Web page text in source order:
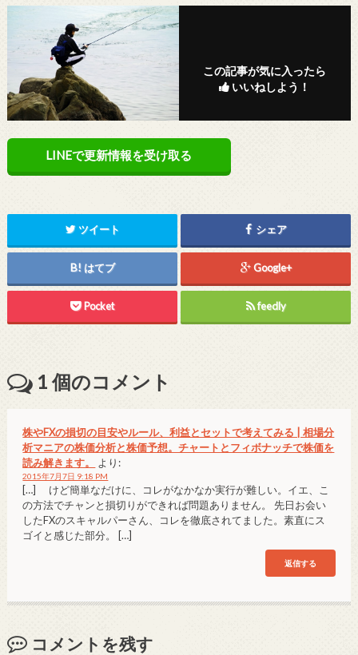
この記事が気に入ったら
いいねしよう！
LINEで更新情報を受け取る
ツイート シェア
はてブ Google+
Pocket feedly
1個のコメント
株やFXの損切の目安やルール、利益とセットで考えてみる | 相場分
析マニアの株価分析と株価予想。チャートとフィボナッチで株価を
読み解きます。
より:
2015年7月7日 9:18 PM
[…] けど簡単なだけに、コレがなかなか実行が難しい。イエ、こ
の方法でチャンと損切りができれば問題ありません。 先日お会い
したFXのスキャルパーさん、コレを徹底されてました。素直にス
ゴイと感じた部分。 […]
返信する
コメントを残す